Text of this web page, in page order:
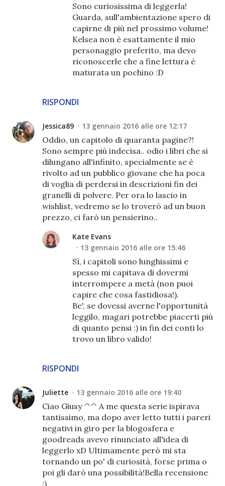
RISPONDI
Sono curiosissima di leggerla!
Guarda, sull'ambientazione spero di
capirne di più nel prossimo volume!
Kelsea non è esattamente il mio
personaggio preferito, ma devo
riconoscerle che a fine lettura è
maturata un pochino :D
Jessica89 13 gennaio 2016 alle ore 12:17
Oddio, un capitolo di quaranta pagine?!
Sono sempre più indecisa.. odio i libri che si
dilungano all'infinito, specialmente se è
rivolto ad un pubblico giovane che ha poca
di voglia di perdersi in descrizioni fin dei
granelli di polvere. Per ora lo lascio in
wishlist, vedremo se lo troverò ad un buon
prezzo, ci farò un pensierino..
RISPONDI
Kate Evans
13 gennaio 2016 alle ore 15:46
Sì, i capitoli sono lunghissimi e
spesso mi capitava di dovermi
interrompere a metà (non puoi
capire che cosa fastidiosa!).
Be', se dovessi averne l'opportunità
leggilo, magari potrebbe piacerti più
di quanto pensi :) in fin dei conti lo
trovo un libro valido!
Juliette 13 gennaio 2016 alle ore 19:40
Ciao Giusy ^^ A me questa serie ispirava
tantissimo, ma dopo aver letto tutti i pareri
negativi in giro per la blogosfera e
goodreads avevo rinunciato all'idea di
leggerlo xD Ultimamente però mi sta
tornando un po' di curiosità, forse prima o
poi gli darò una possibilità!Bella recensione
:)